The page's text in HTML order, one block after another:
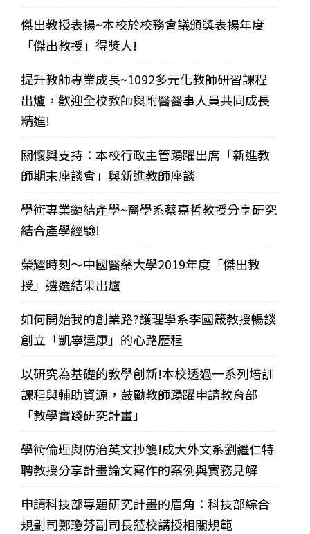
傑出教授表揚~本校於校務會議頒獎表揚年度
「傑出教授」得獎人!
提升教師專業成長~1092多元化教師研習課程
出爐，歡迎全校教師與附醫醫事人員共同成長
精進!
關懷與支持：本校行政主管踴躍出席「新進教
師期末座談會」與新進教師座談
學術專業鏈結產學~醫學系蔡嘉哲教授分享研究
結合產學經驗!
榮耀時刻～中國醫藥大學2019年度「傑出教
授」遴選結果出爐
如何開始我的創業路?護理學系李國箴教授暢談
創立「凱寧達康」的心路歷程
以研究為基礎的教學創新!本校透過一系列培訓
課程與輔助資源，鼓勵教師踴躍申請教育部
「教學實踐研究計畫」
學術倫理與防治英文抄襲!成大外文系劉繼仁特
聘教授分享計畫論文寫作的案例與實務見解
申請科技部專題研究計畫的眉角：科技部綜合
規劃司鄭瓊芬副司長蒞校講授相關規範